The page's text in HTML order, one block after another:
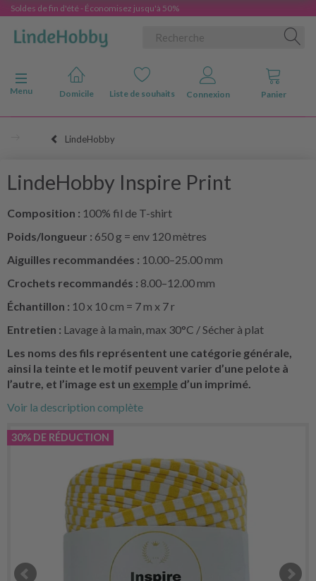
Soldes de fin d'été - Économisez jusqu'à 50%
Basculer la navigation
Menu
Domicile Liste de souhaits Connexion Panier
LindeHobby
LindeHobby Inspire Print
Composition : 100% fil de T-shirt
Poids/longueur : 650 g = env 120 mètres
Aiguilles recommandées : 10.00–25.00 mm
Crochets recommandés : 8.00–12.00 mm
Échantillon : 10 x 10 cm = 7 m x 7 r
Entretien : Lavage à la main, max 30°C / Sécher à plat
Les noms des fils représentent une catégorie générale,
ainsi la teinte et le motif peuvent varier d’une pelote à
l’autre, et l’image est un exemple d’un imprimé.
Voir la description complète
30% DE RÉDUCTION